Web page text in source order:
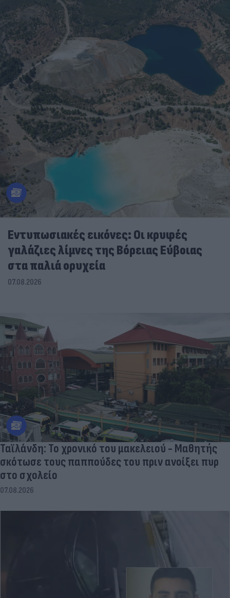
Εντυπωσιακές εικόνες: Οι κρυφές
γαλάζιες λίμνες της Βόρειας Εύβοιας
στα παλιά ορυχεία
07.08.2026
Ταϊλάνδη: Το χρονικό του μακελειού - Μαθητής
σκότωσε τους παππούδες του πριν ανοίξει πυρ
στο σχολείο
07.08.2026